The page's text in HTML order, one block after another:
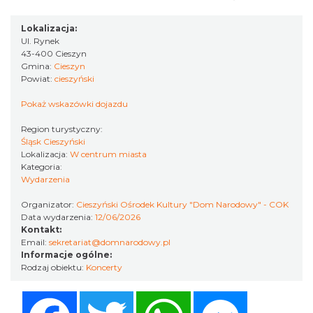
Cieszyn
0.11 km
2026-08-23
0.11 km
Lokalizacja:
Ul. Rynek
43-400 Cieszyn
Gmina: Cieszyn
Powiat: cieszyński
Pokaż wskazówki dojazdu
Region turystyczny:
Śląsk Cieszyński
Lokalizacja: W centrum miasta
Kategoria:
Wydarzenia
Organizator: Cieszyński Ośrodek Kultury "Dom Narodowy" - COK
Data wydarzenia: 12/06/2026
Kontakt:
Email: sekretariat@domnarodowy.pl
Informacje ogólne:
Rodzaj obiektu: Koncerty
Twitter